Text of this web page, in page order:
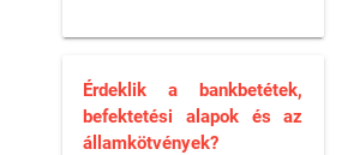
Érdeklik a bankbetétek,
befektetési alapok és az
államkötvények?